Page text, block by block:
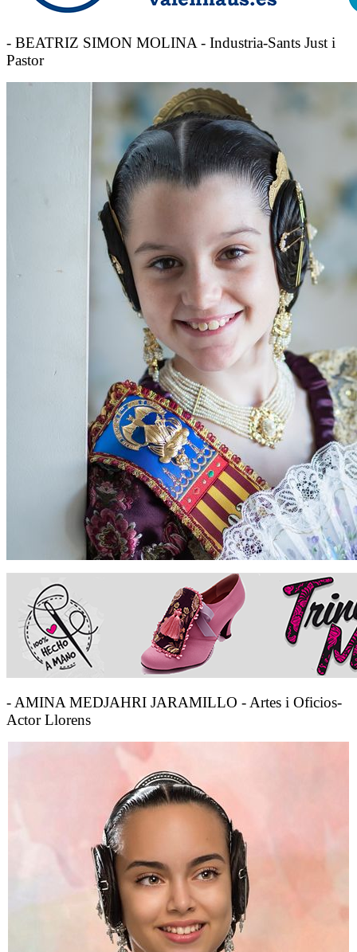
- BEATRIZ SIMON MOLINA - Industria-Sants Just i
Pastor
- AMINA MEDJAHRI JARAMILLO - Artes i Oficios-
Actor Llorens